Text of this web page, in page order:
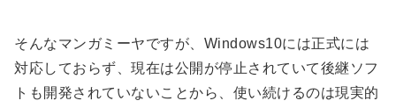
そんなマンガミーヤですが、Windows10には正式には
対応しておらず、現在は公開が停止されていて後継ソフ
トも開発されていないことから、使い続けるのは現実的